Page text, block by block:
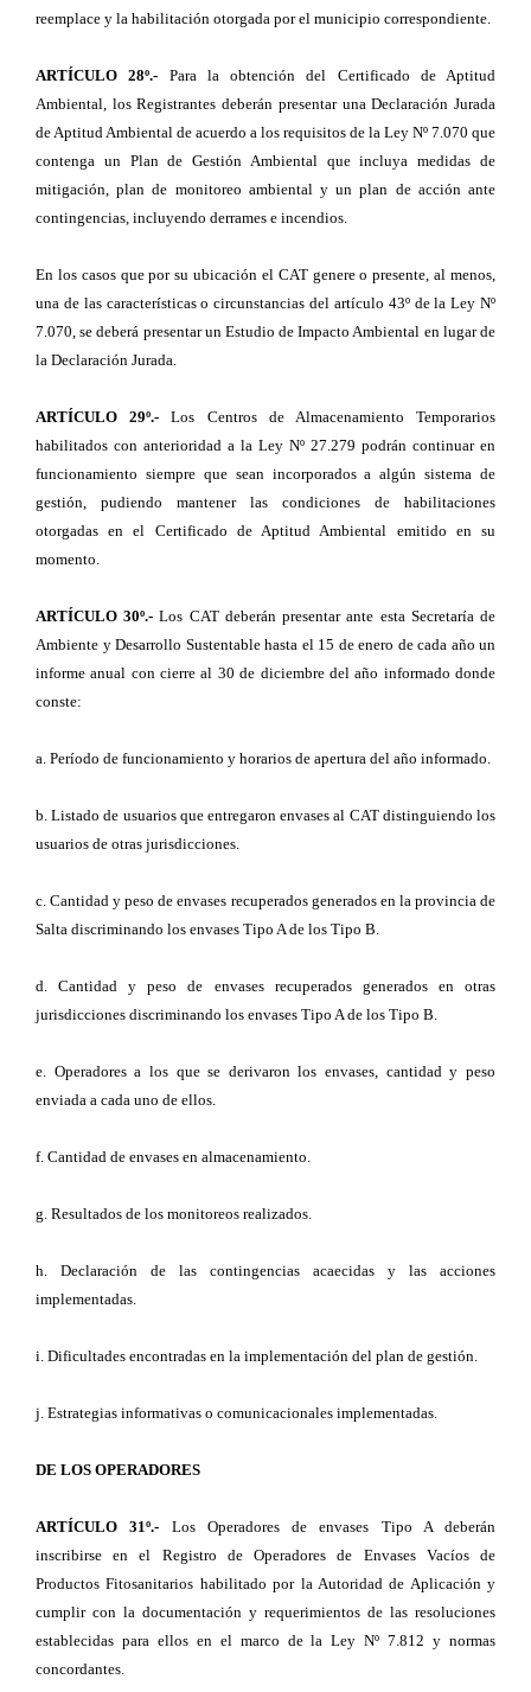
reemplace y la habilitación otorgada por el municipio correspondiente.
ARTÍCULO 28º.- Para la obtención del Certificado de Aptitud
Ambiental, los Registrantes deberán presentar una Declaración Jurada
de Aptitud Ambiental de acuerdo a los requisitos de la Ley Nº 7.070 que
contenga un Plan de Gestión Ambiental que incluya medidas de
mitigación, plan de monitoreo ambiental y un plan de acción ante
contingencias, incluyendo derrames e incendios.
En los casos que por su ubicación el CAT genere o presente, al menos,
una de las características o circunstancias del artículo 43º de la Ley Nº
7.070, se deberá presentar un Estudio de Impacto Ambiental en lugar de
la Declaración Jurada.
ARTÍCULO 29º.- Los Centros de Almacenamiento Temporarios
habilitados con anterioridad a la Ley Nº 27.279 podrán continuar en
funcionamiento siempre que sean incorporados a algún sistema de
gestión, pudiendo mantener las condiciones de habilitaciones
otorgadas en el Certificado de Aptitud Ambiental emitido en su
momento.
ARTÍCULO 30º.- Los CAT deberán presentar ante esta Secretaría de
Ambiente y Desarrollo Sustentable hasta el 15 de enero de cada año un
informe anual con cierre al 30 de diciembre del año informado donde
conste:
a. Período de funcionamiento y horarios de apertura del año informado.
b. Listado de usuarios que entregaron envases al CAT distinguiendo los
usuarios de otras jurisdicciones.
c. Cantidad y peso de envases recuperados generados en la provincia de
Salta discriminando los envases Tipo A de los Tipo B.
d. Cantidad y peso de envases recuperados generados en otras
jurisdicciones discriminando los envases Tipo A de los Tipo B.
e. Operadores a los que se derivaron los envases, cantidad y peso
enviada a cada uno de ellos.
f. Cantidad de envases en almacenamiento.
g. Resultados de los monitoreos realizados.
h. Declaración de las contingencias acaecidas y las acciones
implementadas.
i. Dificultades encontradas en la implementación del plan de gestión.
j. Estrategias informativas o comunicacionales implementadas.
DE LOS OPERADORES
ARTÍCULO 31º.- Los Operadores de envases Tipo A deberán
inscribirse en el Registro de Operadores de Envases Vacíos de
Productos Fitosanitarios habilitado por la Autoridad de Aplicación y
cumplir con la documentación y requerimientos de las resoluciones
establecidas para ellos en el marco de la Ley Nº 7.812 y normas
concordantes.